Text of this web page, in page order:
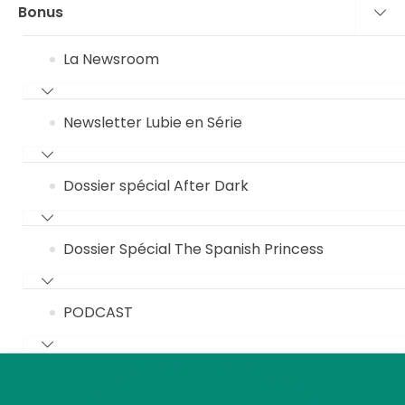
Bonus
La Newsroom
Newsletter Lubie en Série
Dossier spécial After Dark
Dossier Spécial The Spanish Princess
PODCAST